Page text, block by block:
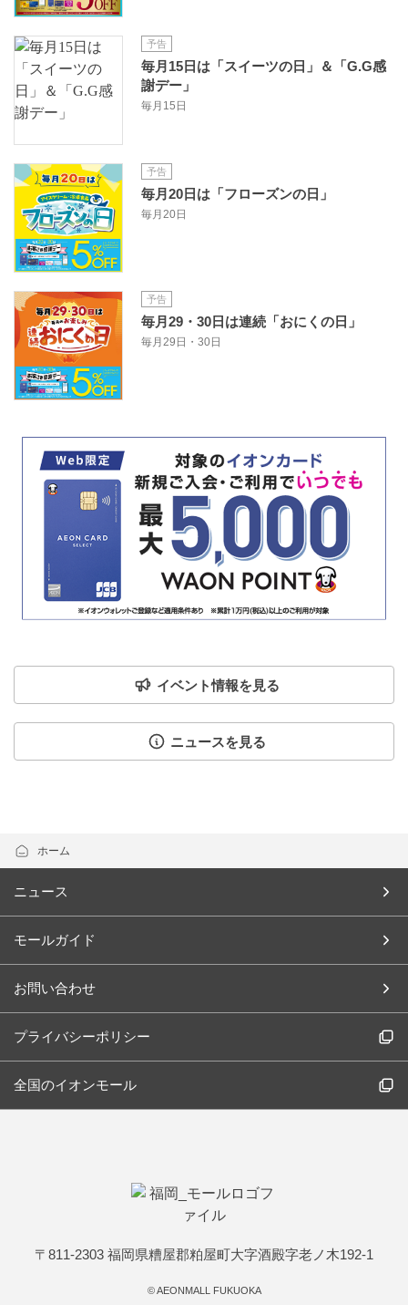
予告
毎月15日は「スイーツの日」＆「G.G感
謝デー」
毎月15日
予告
毎月20日は「フローズンの日」
毎月20日
予告
毎月29・30日は連続「おにくの日」
毎月29日・30日
イベント情報を見る
ニュースを見る
ホーム
ニュース
モールガイド
お問い合わせ
プライバシーポリシー
全国のイオンモール
〒811-2303 福岡県糟屋郡粕屋町大字酒殿字老ノ木192-1
©AEONMALL FUKUOKA